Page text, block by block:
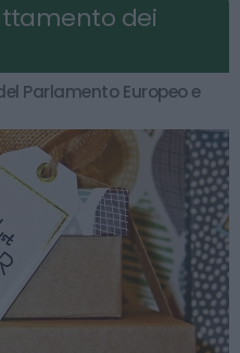
dei
Parlamento Europeo e